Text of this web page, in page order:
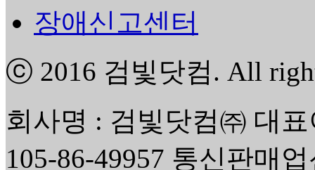
장애신고센터
ⓒ 2016 검빛닷컴. All
회사명 : 검빛닷컴㈜ 대
105-86-49957 통신판매